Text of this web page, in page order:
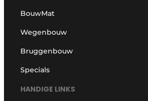
BouwMat
Wegenbouw
Bruggenbouw
Specials
HANDIGE LINKS